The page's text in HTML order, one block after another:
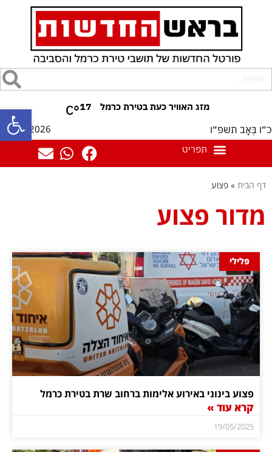
פתח 17
°C
כ״ו בְּאָב תשפ״ו 09/08/2026
דף הבית » פצוע
מדור פצוע
פלילי
פצוע בינוני באירוע אלימות ברחוב שרת בטירת כרמל
קרא עוד »
19/05/2025